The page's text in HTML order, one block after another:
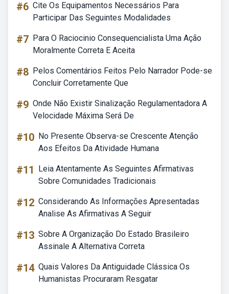
#6 Cite Os Equipamentos Necessários Para
Participar Das Seguintes Modalidades
#7 Para O Raciocinio Consequencialista Uma Ação
Moralmente Correta E Aceita
#8 Pelos Comentários Feitos Pelo Narrador Pode-se
Concluir Corretamente Que
#9 Onde Não Existir Sinalização Regulamentadora A
Velocidade Máxima Será De
#10 No Presente Observa-se Crescente Atenção
Aos Efeitos Da Atividade Humana
#11
Leia Atentamente As Seguintes Afirmativas
Sobre Comunidades Tradicionais
#12 Considerando As Informações Apresentadas
Analise As Afirmativas A Seguir
#13 Sobre A Organização Do Estado Brasileiro
Assinale A Alternativa Correta
#14 Quais Valores Da Antiguidade Clássica Os
Humanistas Procuraram Resgatar